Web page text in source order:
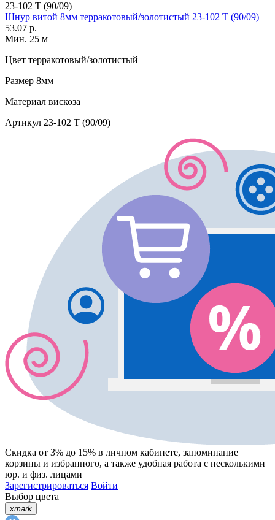
23-102 T (90/09)
Шнур витой 8мм терракотовый/золотистый 23-102 T (90/09)
53.07 р.
Мин. 25 м
Цвет терракотовый/золотистый
Размер 8мм
Материал вискоза
Артикул 23-102 T (90/09)
Скидка от 3% до 15% в личном кабинете, запоминание
корзины и избранного, а также удобная работа с несколькими
юр. и физ. лицами
Зарегистрироваться Войти
Выбор цвета
xmark